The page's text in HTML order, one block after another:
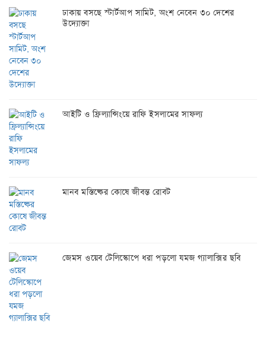
ঢাকায় বসছে স্টার্টআপ সামিট, অংশ নেবেন ৩০ দেশের
উদ্যোক্তা
আইটি ও ফ্রিল্যান্সিংয়ে রাফি ইসলামের সাফল্য
মানব মস্তিষ্কের কোষে জীবন্ত রোবট
জেমস ওয়েব টেলিস্কোপে ধরা পড়লো যমজ গ্যালাক্সির ছবি